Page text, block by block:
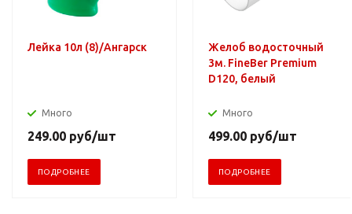
Лейка 10л (8)/Ангарск
Много
249.00 руб/шт
ПОДРОБНЕЕ
Желоб водосточный
3м. FineBer Premium
D120, белый
Много
499.00 руб/шт
ПОДРОБНЕЕ